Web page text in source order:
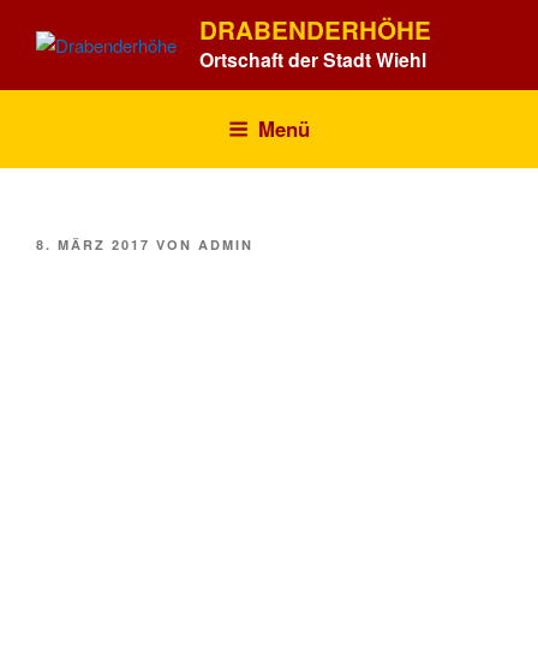
Inhalt
DRABENDERHÖHE
Ortschaft der Stadt Wiehl
Menü
VERÖFFENTLICHT
8. MÄRZ 2017 VON ADMIN